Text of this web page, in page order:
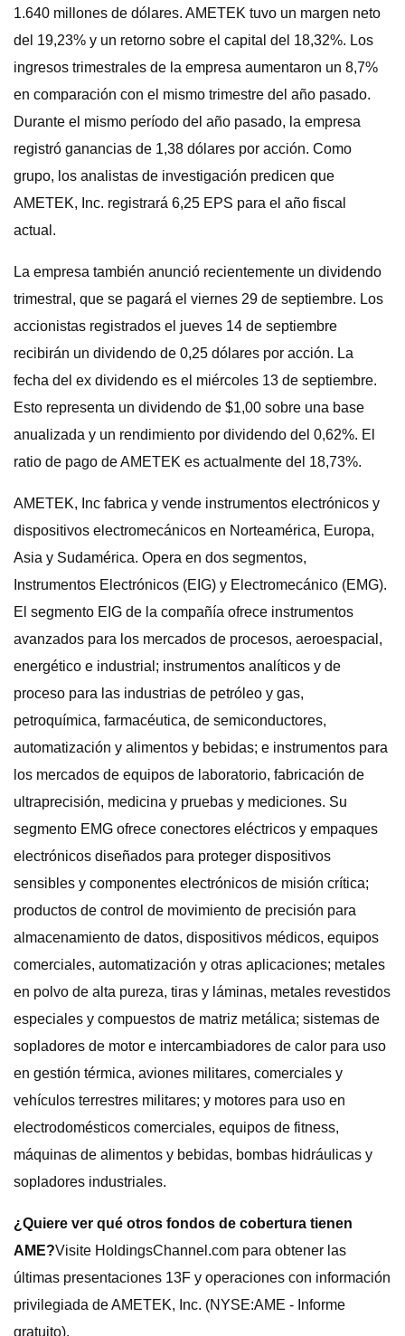
1.640 millones de dólares. AMETEK tuvo un margen neto
del 19,23% y un retorno sobre el capital del 18,32%. Los
ingresos trimestrales de la empresa aumentaron un 8,7%
en comparación con el mismo trimestre del año pasado.
Durante el mismo período del año pasado, la empresa
registró ganancias de 1,38 dólares por acción. Como
grupo, los analistas de investigación predicen que
AMETEK, Inc. registrará 6,25 EPS para el año fiscal
actual.
La empresa también anunció recientemente un dividendo
trimestral, que se pagará el viernes 29 de septiembre. Los
accionistas registrados el jueves 14 de septiembre
recibirán un dividendo de 0,25 dólares por acción. La
fecha del ex dividendo es el miércoles 13 de septiembre.
Esto representa un dividendo de $1,00 sobre una base
anualizada y un rendimiento por dividendo del 0,62%. El
ratio de pago de AMETEK es actualmente del 18,73%.
AMETEK, Inc fabrica y vende instrumentos electrónicos y
dispositivos electromecánicos en Norteamérica, Europa,
Asia y Sudamérica. Opera en dos segmentos,
Instrumentos Electrónicos (EIG) y Electromecánico (EMG).
El segmento EIG de la compañía ofrece instrumentos
avanzados para los mercados de procesos, aeroespacial,
energético e industrial; instrumentos analíticos y de
proceso para las industrias de petróleo y gas,
petroquímica, farmacéutica, de semiconductores,
automatización y alimentos y bebidas; e instrumentos para
los mercados de equipos de laboratorio, fabricación de
ultraprecisión, medicina y pruebas y mediciones. Su
segmento EMG ofrece conectores eléctricos y empaques
electrónicos diseñados para proteger dispositivos
sensibles y componentes electrónicos de misión crítica;
productos de control de movimiento de precisión para
almacenamiento de datos, dispositivos médicos, equipos
comerciales, automatización y otras aplicaciones; metales
en polvo de alta pureza, tiras y láminas, metales revestidos
especiales y compuestos de matriz metálica; sistemas de
sopladores de motor e intercambiadores de calor para uso
en gestión térmica, aviones militares, comerciales y
vehículos terrestres militares; y motores para uso en
electrodomésticos comerciales, equipos de fitness,
máquinas de alimentos y bebidas, bombas hidráulicas y
sopladores industriales.
¿Quiere ver qué otros fondos de cobertura tienen
AME?Visite HoldingsChannel.com para obtener las
últimas presentaciones 13F y operaciones con información
privilegiada de AMETEK, Inc. (NYSE:AME - Informe
gratuito).